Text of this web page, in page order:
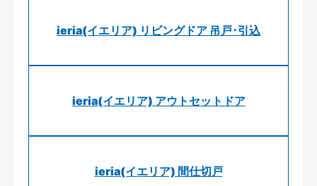
ieria(イエリア) リビングドア 吊戸･引込
ieria(イエリア) アウトセットドア
ieria(イエリア) 間仕切戸